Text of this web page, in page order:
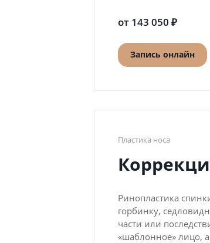
от 143 050 ₽
Запись онлайн
Пластика носа
Ринопластика
горбинку,
части или
«шаблонное» лицо,